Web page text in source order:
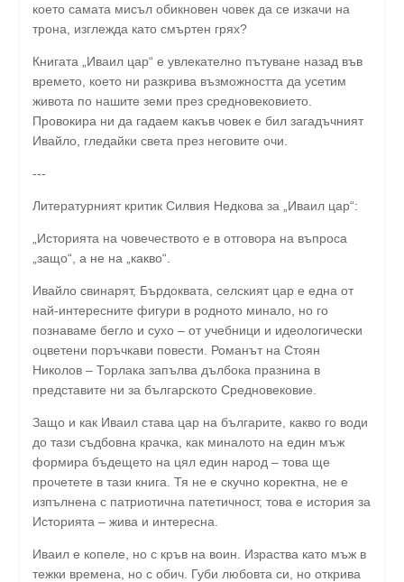
което самата мисъл обикновен човек да се изкачи на
трона, изглежда като смъртен грях?
Книгата „Иваил цар“ е увлекателно пътуване назад във
времето, което ни разкрива възможността да усетим
живота по нашите земи през средновековието.
Провокира ни да гадаем какъв човек е бил загадъчният
Ивайло, гледайки света през неговите очи.
---
Литературният критик Силвия Недкова за „Иваил цар“:
„Историята на човечеството е в отговора на въпроса
„защо“, а не на „какво“.
Ивайло свинарят, Бърдоквата, селският цар е една от
най-интересните фигури в родното минало, но го
познаваме бегло и сухо – от учебници и идеологически
оцветени поръчкави повести. Романът на Стоян
Николов – Торлака запълва дълбока празнина в
представите ни за българското Средновековие.
Защо и как Иваил става цар на българите, какво го води
до тази съдбовна крачка, как миналото на един мъж
формира бъдещето на цял един народ – това ще
прочетете в тази книга. Тя не е скучно коректна, не е
изпълнена с патриотична патетичност, това е история за
Историята – жива и интересна.
Иваил е копеле, но с кръв на воин. Израства като мъж в
тежки времена, но с обич. Губи любовта си, но открива